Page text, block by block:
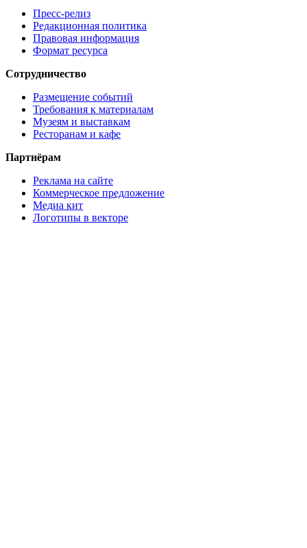
Пресс-релиз
Редакционная политика
Правовая информация
Формат ресурса
Сотрудничество
Размещение событий
Требования к материалам
Музеям и выставкам
Ресторанам и кафе
Партнёрам
Реклама на сайте
Коммерческое предложение
Медиа кит
Логотипы в векторе